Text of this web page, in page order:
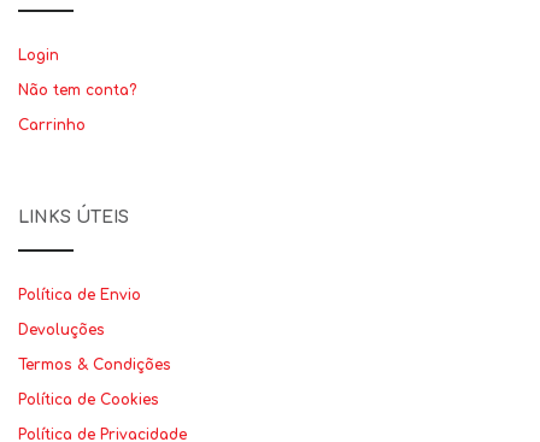
Login
Não tem conta?
Carrinho
LINKS ÚTEIS
Política de Envio
Devoluções
Termos & Condições
Política de Cookies
Política de Privacidade